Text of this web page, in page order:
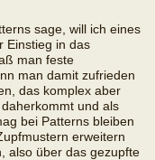
sage, will ich eines
Einstieg in das
man feste
man damit zufrieden
das komplex aber
und als
bei Patterns bleiben
erweitern
also über das gezupfte